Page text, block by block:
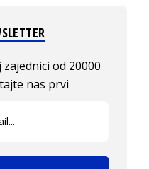
od 20000
nas prvi